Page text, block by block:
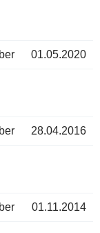
01.05.2020
28.04.2016
01.11.2014